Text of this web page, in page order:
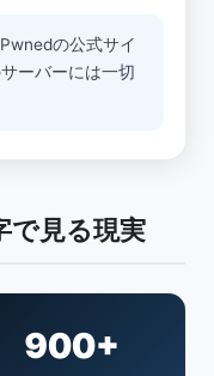
の公式サイ
ーバーには一切
で見る現実
900+